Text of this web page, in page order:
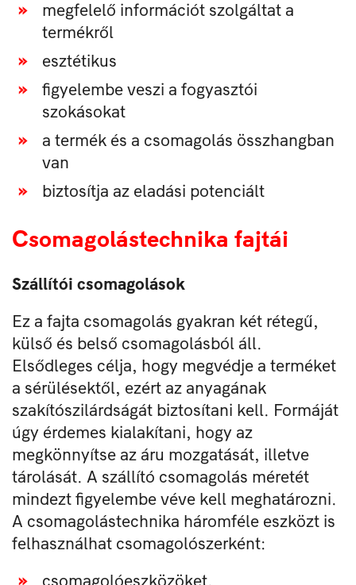
megfelelő információt szolgáltat a
termékről
esztétikus
figyelembe veszi a fogyasztói
szokásokat
a termék és a csomagolás összhangban
van
biztosítja az eladási potenciált
Csomagolástechnika fajtái
Szállítói csomagolások
Ez a fajta csomagolás gyakran két rétegű,
külső és belső csomagolásból áll.
Elsődleges célja, hogy megvédje a terméket
a sérülésektől, ezért az anyagának
szakítószilárdságát biztosítani kell. Formáját
úgy érdemes kialakítani, hogy az
megkönnyítse az áru mozgatását, illetve
tárolását. A szállító csomagolás méretét
mindezt figyelembe véve kell meghatározni.
A csomagolástechnika háromféle eszközt is
felhasználhat csomagolószerként:
csomagolóeszközöket,